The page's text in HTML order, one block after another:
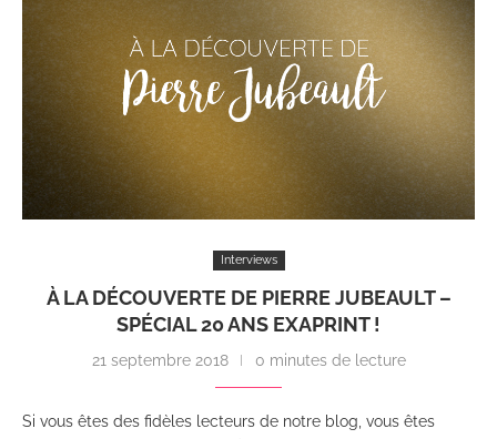
Interviews
À LA DÉCOUVERTE DE PIERRE JUBEAULT –
SPÉCIAL 20 ANS EXAPRINT !
21 septembre 2018 0 minutes de lecture
Si vous êtes des fidèles lecteurs de notre blog, vous êtes